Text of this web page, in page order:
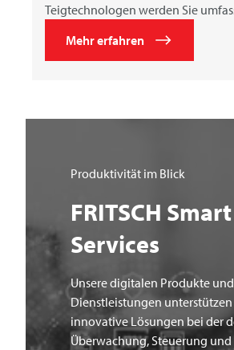
Teigtechnologen werden Sie
Mehr erfahren
Produktivität im Blick
FRITSCH Smart
Services
Unsere digitalen Produkte und
Dienstleistungen unterstützen
innovative Lösungen bei der
Überwachung, Steuerung und